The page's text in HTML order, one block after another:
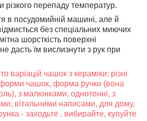
перепаду температур.
в посудомийній машині, але й
без спеціальних миючих
шорсткість поверхні
дасть їм вислизнути з рук при
варіацій чашок з кераміки: різні
чашок, форма ручки (вона
з малюнками, однотонні, з
вітальними написами, для дому,
- заходьте , вибирайте, купуйте